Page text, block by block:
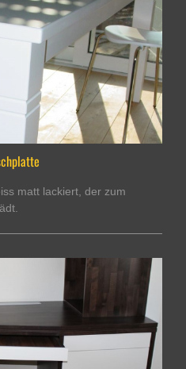
matt lackiert, der zum